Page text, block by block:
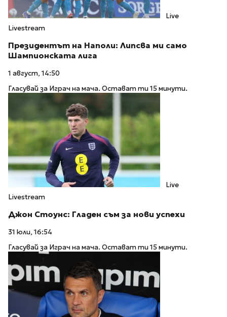
Live
Livestream
Президентът на Наполи: Липсва ми само
Шампионската лига
1 август, 14:50
Гласувай за Играч на мача. Остават ти 15 минути.
Live
Livestream
Джон Стоунс: Гладен съм за нови успехи
31 юли, 16:54
Гласувай за Играч на мача. Остават ти 15 минути.